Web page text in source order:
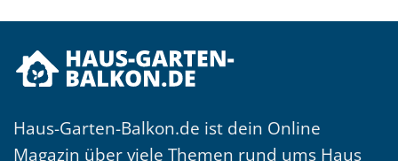
Haus-Garten-Balkon.de ist dein Online
Magazin über viele Themen rund ums Haus